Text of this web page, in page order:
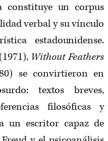
constituye un corpus
verbal y su vínculo
estadounidense.
Without Feathers
se convirtieron en
textos breves,
filosóficas y
un escritor capaz de